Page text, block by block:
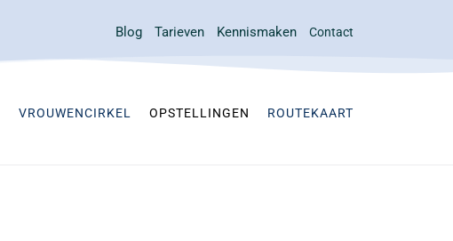
Blog Tarieven Kennismaken Contact
VROUWENCIRKEL OPSTELLINGEN ROUTEKAART